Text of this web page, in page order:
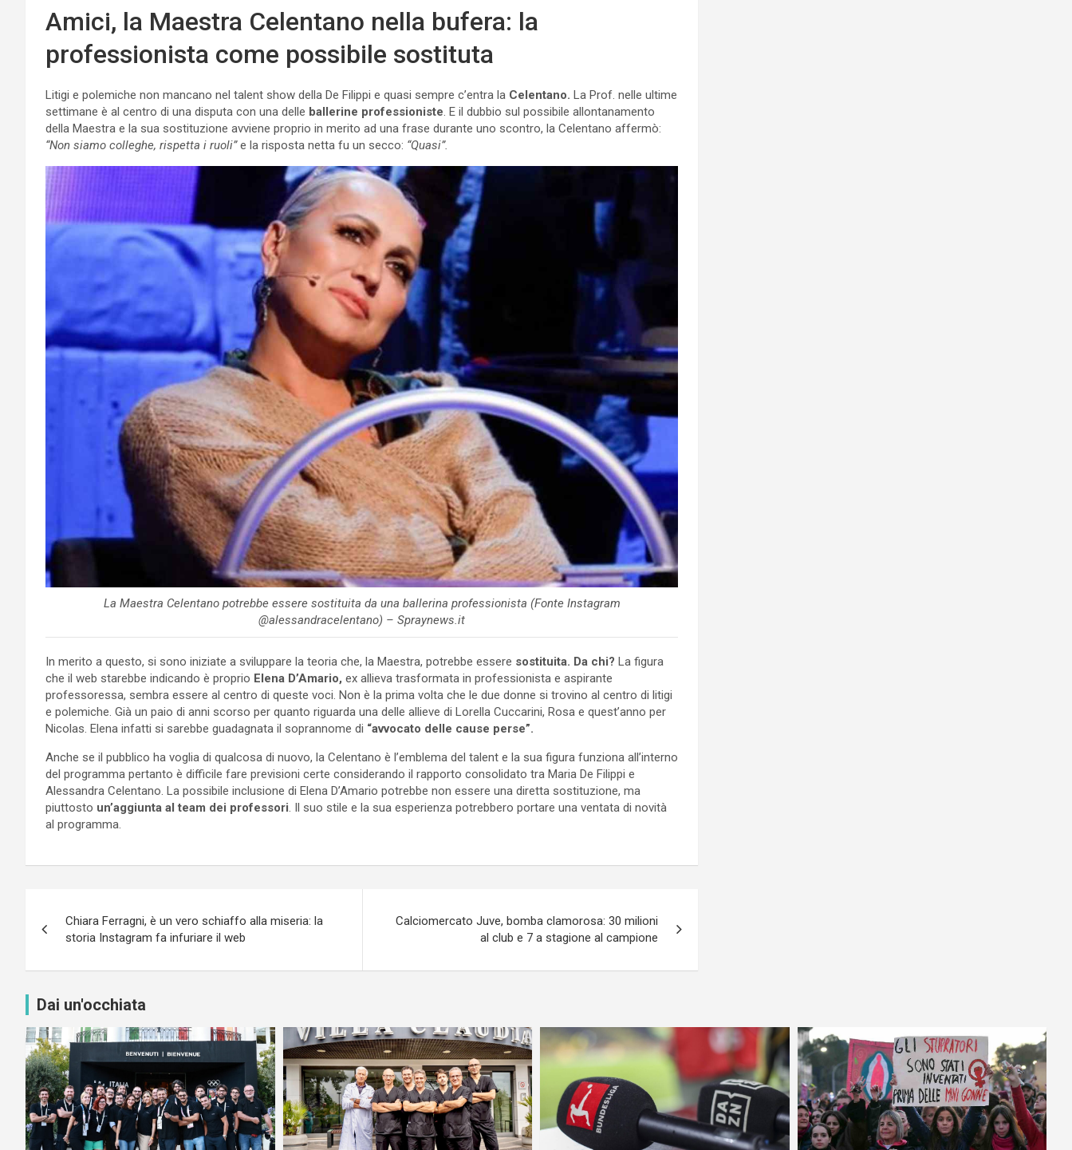
Amici, la Maestra Celentano nella bufera: la
professionista come possibile sostituta
Litigi e polemiche non mancano nel talent show della De Filippi e quasi sempre c’entra la Celentano. La Prof. nelle ultime
settimane è al centro di una disputa con una delle ballerine professioniste . E il dubbio sul possibile allontanamento
della Maestra e la sua sostituzione avviene proprio in merito ad una frase durante uno scontro, la Celentano affermò:
“Non siamo colleghe, rispetta i ruoli”e la risposta netta fu un secco: “Quasi”.
La Maestra Celentano potrebbe essere sostituita da una ballerina professionista (Fonte Instagram
@alessandracelentano) – Spraynews.it
In merito a questo, si sono iniziate a sviluppare la teoria che, la Maestra, potrebbe essere sostituita. Da chi? La figura
che il web starebbe indicando è proprio Elena D’Amario, ex allieva trasformata in professionista e aspirante
professoressa, sembra essere al centro di queste voci. Non è la prima volta che le due donne si trovino al centro di litigi
e polemiche. Già un paio di anni scorso per quanto riguarda una delle allieve di Lorella Cuccarini, Rosa e quest’anno per
Nicolas. Elena infatti si sarebbe guadagnata il soprannome di “avvocato delle cause perse”.
Anche se il pubblico ha voglia di qualcosa di nuovo, la Celentano è l’emblema del talent e la sua figura funziona all’interno
del programma pertanto è difficile fare previsioni certe considerando il rapporto consolidato tra Maria De Filippi e
Alessandra Celentano. La possibile inclusione di Elena D’Amario potrebbe non essere una diretta sostituzione, ma
piuttosto un’aggiunta al team dei professori. Il suo stile e la sua esperienza potrebbero portare una ventata di novità
al programma.
articoli
Chiara Ferragni, è un vero schiaffo alla miseria: la
storia Instagram fa infuriare il web
Calciomercato Juve, bomba clamorosa: 30 milioni
al club e 7 a stagione al campione
Dai un'occhiata